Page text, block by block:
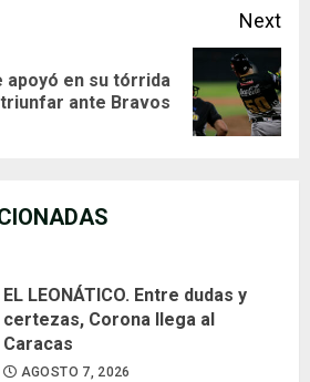
Next
apoyó en su tórrida
ante Bravos
EL LEONÁTICO. Entre dudas y
certezas, Corona llega al
Caracas
AGOSTO 7, 2026